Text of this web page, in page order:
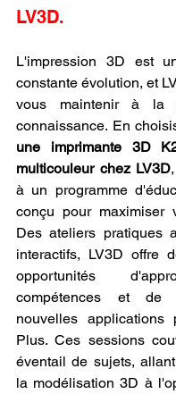
LV3D.
L'impression 3D est
constante évolution, et
vous maintenir à la
connaissance. En
une imprimante 3D
multicouleur chez LV3D
à un programme
conçu pour maximiser
Des ateliers pratiques
interactifs, LV3D offre
opportunités
compétences et de
nouvelles applications
Plus. Ces sessions
éventail de sujets,
la modélisation 3D à